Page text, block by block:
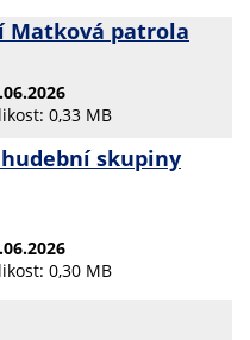
Matková patrola
0,33 MB
skupiny
0,30 MB